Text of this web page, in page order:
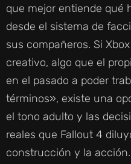
que mejor entiende qué
desde el sistema de
sus compañeros. Si
creativo, algo que el
en el pasado a poder
términos», existe una
el tono adulto y las
reales que Fallout 4
construcción y la acción.